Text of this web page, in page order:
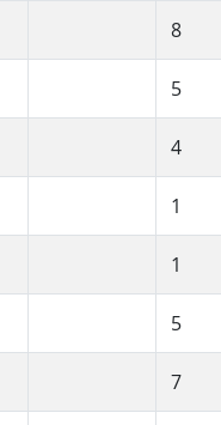
8
5
4
1
1
5
7